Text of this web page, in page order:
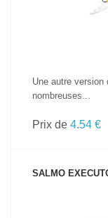
Une autre
nombreuses...
Prix de 4.54 €
SALMO